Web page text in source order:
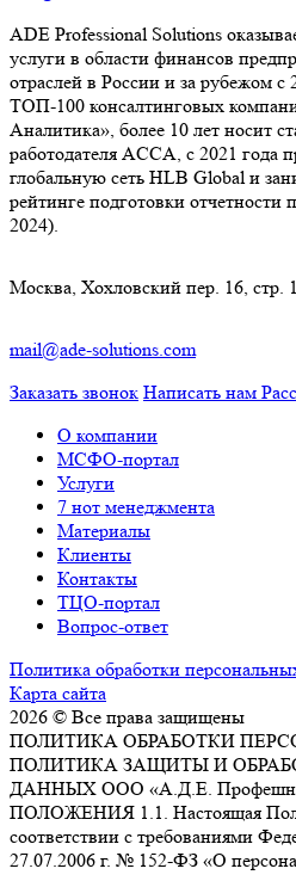
ADE Professional Solutions
услуги в области финансов
отраслей в России и за рубежом с
ТОП-100 консалтинговых
Аналитика», более 10 лет носит
работодателя ACCA, с 2021 года
глобальную сеть HLB Global и
рейтинге подготовки
2024).
Москва, Хохловский пер. 16, стр. 1
mail@ade-solutions.com
Заказать звонок Написать нам
О компании
МСФО-портал
Услуги
7 нот менеджмента
Материалы
Клиенты
Контакты
ТЦО-портал
Вопрос-ответ
Политика обработки
Карта сайта
2026 © Все права защищены
ПОЛИТИКА ОБРАБОТКИ
ПОЛИТИКА ЗАЩИТЫ И
ДАННЫХ ООО «А.Д.Е.
ПОЛОЖЕНИЯ 1.1. Настоящая
соответствии с требованиями
27.07.2006 г. № 152-ФЗ «О